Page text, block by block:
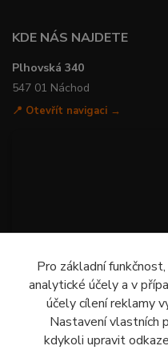
KDE NÁS NAJDETE
Plhovská 340
547 01 Náchod
📍 Otevřít navigaci →
Pro základní
analytické účely a v
účely cílení reklamy
Nastavení vlastních
kdykoli upravit